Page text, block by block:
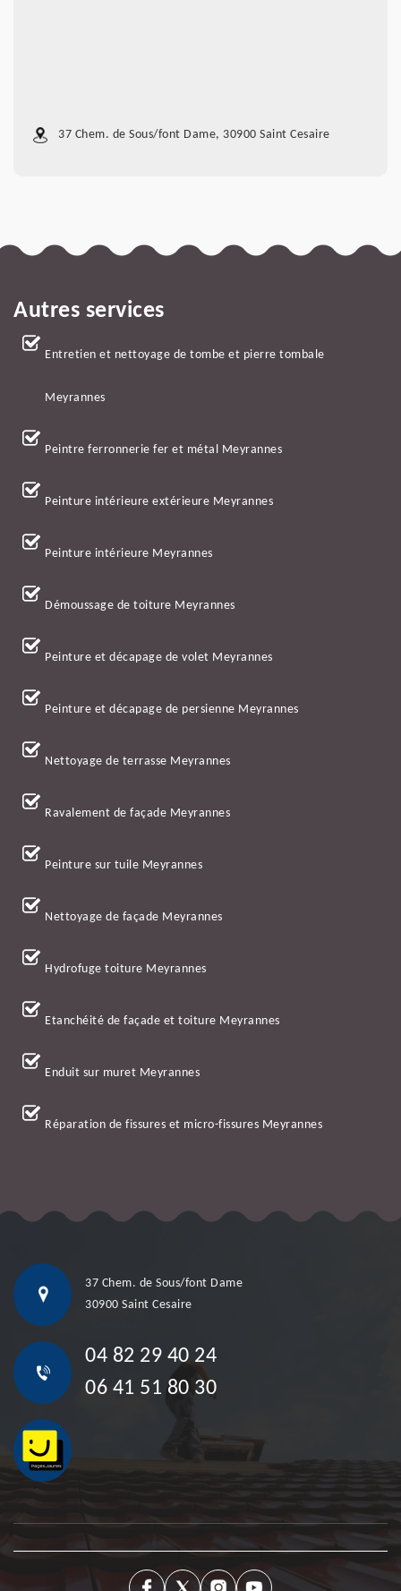
37 Chem. de Sous/font Dame, 30900 Saint Cesaire
Autres services
Entretien et nettoyage de tombe et pierre tombale
Meyrannes
Peintre ferronnerie fer et métal Meyrannes
Peinture intérieure extérieure Meyrannes
Peinture intérieure Meyrannes
Démoussage de toiture Meyrannes
Peinture et décapage de volet Meyrannes
Peinture et décapage de persienne Meyrannes
Nettoyage de terrasse Meyrannes
Ravalement de façade Meyrannes
Peinture sur tuile Meyrannes
Nettoyage de façade Meyrannes
Hydrofuge toiture Meyrannes
Etanchéité de façade et toiture Meyrannes
Enduit sur muret Meyrannes
Réparation de fissures et micro-fissures Meyrannes
37 Chem. de Sous/font Dame
30900 Saint Cesaire
04 82 29 40 24
06 41 51 80 30